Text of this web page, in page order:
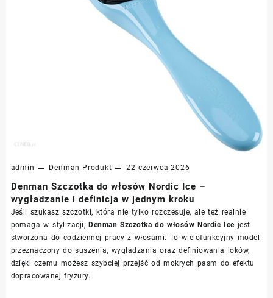
admin Denman Produkt 22 czerwca 2026
Denman Szczotka do włosów Nordic Ice –
wygładzanie i definicja w jednym kroku
Jeśli szukasz szczotki, która nie tylko rozczesuje, ale też realnie
pomaga w stylizacji,Denman Szczotka do włosów Nordic Icejest
stworzona do codziennej pracy z włosami. To wielofunkcyjny model
przeznaczony do suszenia, wygładzania oraz definiowania loków,
dzięki czemu możesz szybciej przejść od mokrych pasm do efektu
dopracowanej fryzury.